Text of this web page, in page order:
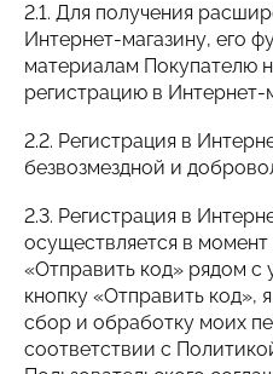
2.1. Для получения
Интернет-магазину, его
материалам Покупателю
регистрацию в Интернет-
2.2. Регистрация в
безвозмездной и
2.3. Регистрация в
осуществляется в
«Отправить код» рядом
кнопку «Отправить код»,
сбор и обработку моих
соответствии с